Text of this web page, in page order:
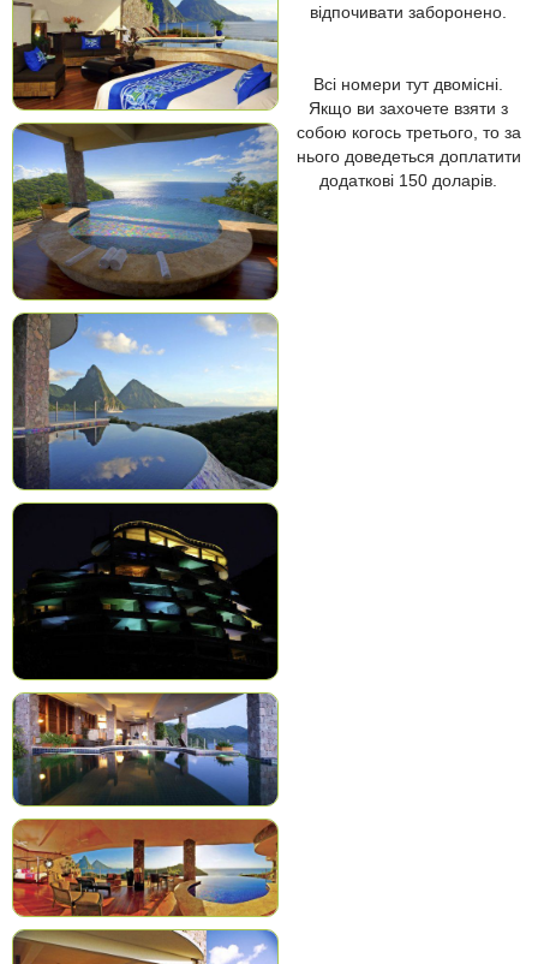
відпочивати заборонено.
Всі номери тут двомісні.
Якщо ви захочете взяти з
собою когось третього, то за
нього доведеться доплатити
додаткові 150 доларів.